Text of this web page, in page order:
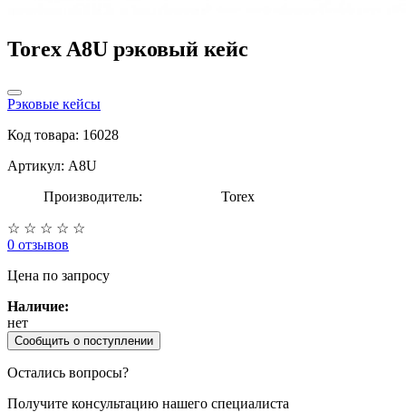
Torex A8U рэковый кейс
Рэковые кейсы
Код товара: 16028
Артикул: A8U
Производитель:
Torex
☆ ☆ ☆ ☆ ☆
0 отзывов
Цена по запросу
Наличие:
нет
Сообщить о поступлении
Остались вопросы?
Получите консультацию нашего специалиста